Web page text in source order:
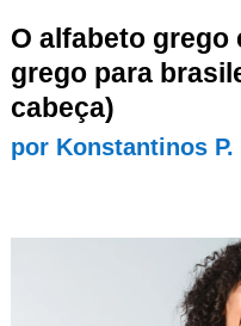
O alfabeto grego
grego para
cabeça)
por Konstantinos P.